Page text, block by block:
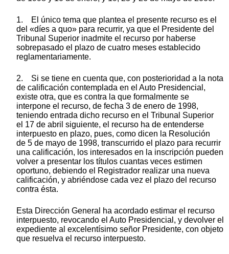
1. El único tema que plantea el presente recurso es el
del «díes a quo» para recurrir, ya que el Presidente del
Tribunal Superior inadmite el recurso por haberse
sobrepasado el plazo de cuatro meses establecido
reglamentariamente.
2. Si se tiene en cuenta que, con posterioridad a la nota
de calificación contemplada en el Auto Presidencial,
existe otra, que es contra la que formalmente se
interpone el recurso, de fecha 3 de enero de 1998,
teniendo entrada dicho recurso en el Tribunal Superior
el 17 de abril siguiente, el recurso ha de entenderse
interpuesto en plazo, pues, como dicen la Resolución
de 5 de mayo de 1998, transcurrido el plazo para recurrir
una calificación, los interesados en la inscripción pueden
volver a presentar los títulos cuantas veces estimen
oportuno, debiendo el Registrador realizar una nueva
calificación, y abriéndose cada vez el plazo del recurso
contra ésta.
Esta Dirección General ha acordado estimar el recurso
interpuesto, revocando el Auto Presidencial, y devolver el
expediente al excelentísimo señor Presidente, con objeto
que resuelva el recurso interpuesto.